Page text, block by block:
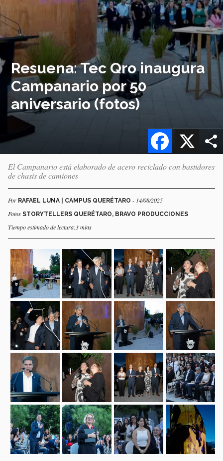
Resuena: Tec Qro inaugura
Campanario por 50
aniversario (fotos)
X
Facebook
El Campanario está elaborado de acero reciclado con bastidores
de chasis de camiones
Por RAFAEL LUNA | CAMPUS QUERÉTARO - 14/08/2025
Fotos STORYTELLERS QUERÉTARO, BRAVO PRODUCCIONES
Tiempo estimado de lectura:3 mins